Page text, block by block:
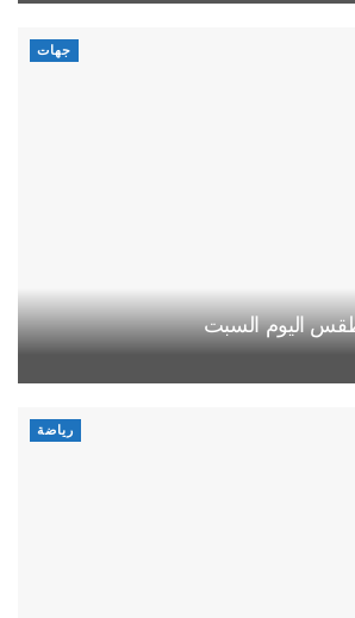
جهات
اليوم السبت
رياضة